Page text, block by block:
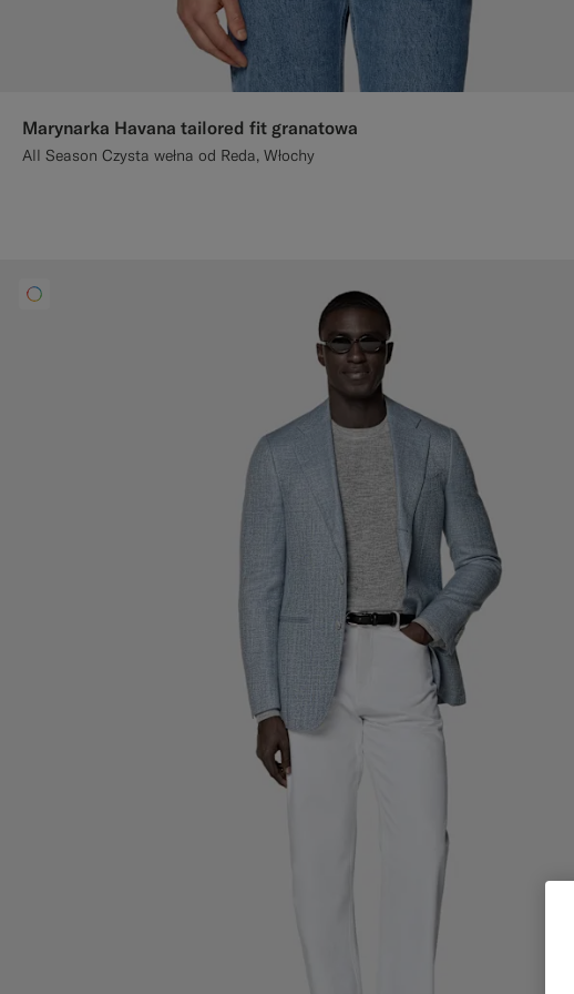
Marynarka Havana tailored fit granatowa
All Season Czysta wełna od Reda, Włochy